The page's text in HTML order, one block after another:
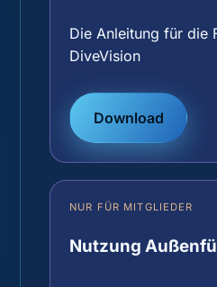
Die Anleitung für die
DiveVision
Download
NUR FÜR MITGLIEDER
Nutzung